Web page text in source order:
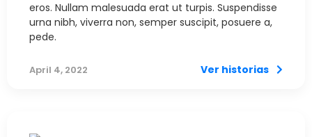
eros. Nullam malesuada erat ut turpis. Suspendisse
urna nibh, viverra non, semper suscipit, posuere a,
pede.
April 4, 2022 Ver historias